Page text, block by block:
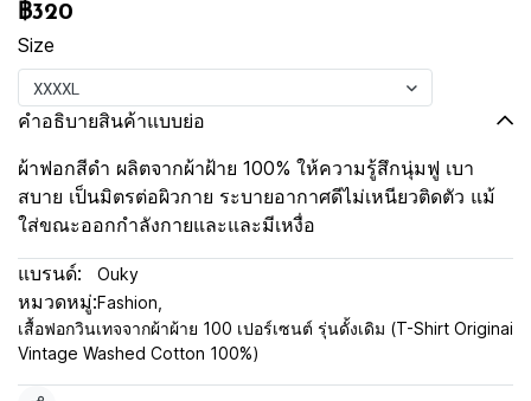
฿320
Size
XXXXL
คำอธิบายสินค้าแบบย่อ
ผ้าฟอกสีดำ ผลิตจากผ้าฝ้าย 100% ให้ความรู้สึกนุ่มฟู เบา
สบาย เป็นมิตรต่อผิวกาย ระบายอากาศดีไม่เหนียวติดตัว แม้
ใส่ขณะออกกำลังกายและและมีเหงื่อ
แบรนด์: Ouky
หมวดหมู่:Fashion
เสื้อฟอกวินเทจจากผ้าผ้าย 100 เปอร์เซนต์ รุ่นดั้งเดิม (T-Shirt Originai
Vintage Washed Cotton 100%)